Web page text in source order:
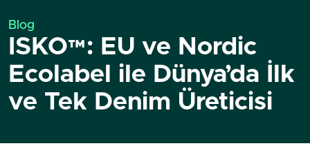
Blog
ISKO™: EU ve Nordic
Ecolabel ile Dünya’da İlk
ve Tek Denim Üreticisi